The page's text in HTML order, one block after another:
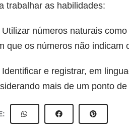
trabalhar as habilidades:
Utilizar números naturais
que os números não
Identificar e registrar, em
mais de um ponto